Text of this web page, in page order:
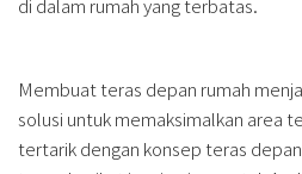
di dalam rumah yang terbatas.
Membuat teras depan rumah
solusi untuk memaksimalkan area
tertarik dengan konsep teras